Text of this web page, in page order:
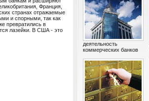
деятельность
коммерческих банков
Франция,
странах отражаемые
и спорными, так как
превратились в
лазейки. В США - это